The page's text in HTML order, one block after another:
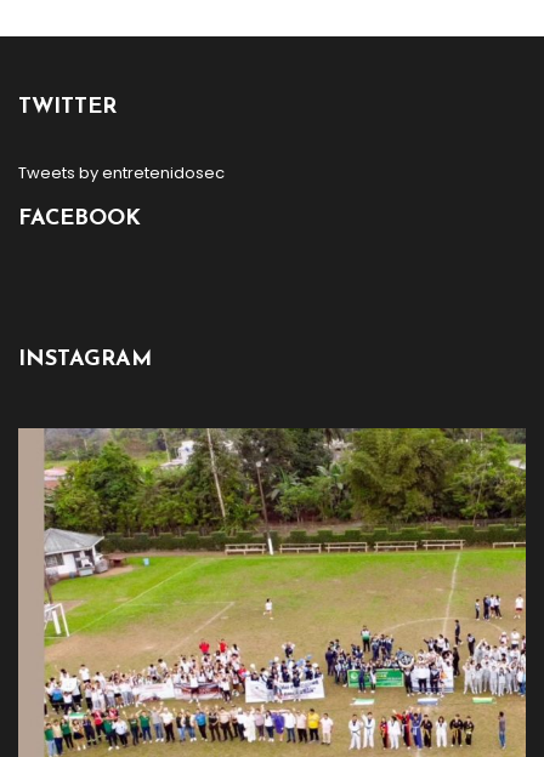
TWITTER
Tweets by entretenidosec
FACEBOOK
INSTAGRAM